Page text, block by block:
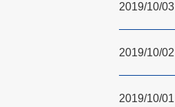
2019/10/03
2019/10/02
2019/10/01